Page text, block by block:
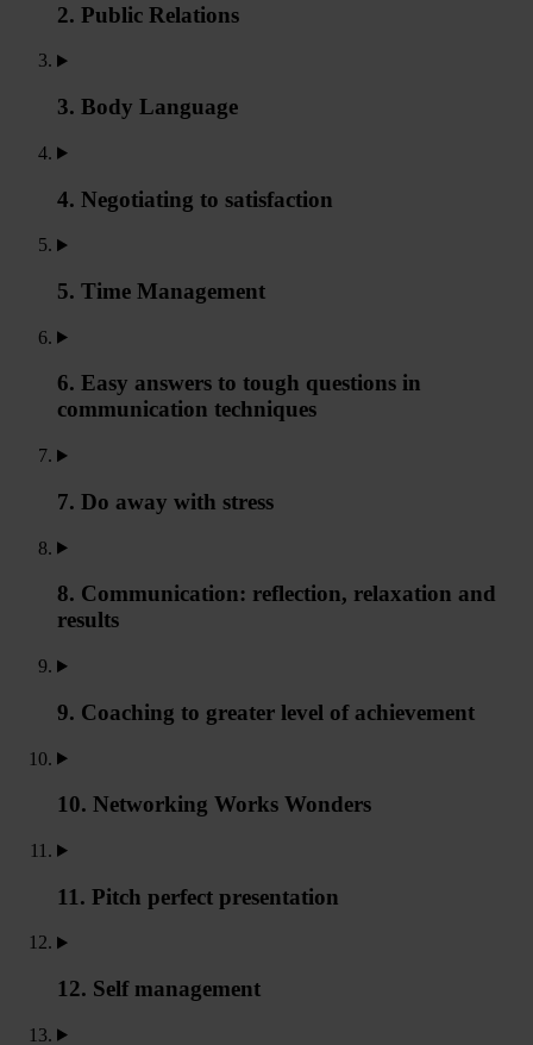
2. Public Relations
3. Body Language
4. Negotiating to satisfaction
5. Time Management
6. Easy answers to tough questions in
communication techniques
7. Do away with stress
8. Communication: reflection, relaxation and
results
9. Coaching to greater level of achievement
10. Networking Works Wonders
11. Pitch perfect presentation
12. Self management